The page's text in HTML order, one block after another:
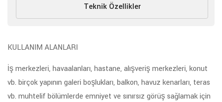
Teknik Özellikler
KULLANIM ALANLARI
İş merkezleri, havaalanları, hastane, alışveriş merkezleri, konut
vb. birçok yapının galeri boşlukları, balkon, havuz kenarları, teras
vb. muhtelif bölümlerde emniyet ve sınırsız görüş sağlamak için